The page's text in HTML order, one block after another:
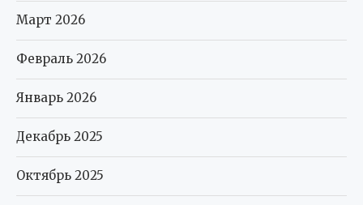
Март 2026
Февраль 2026
Январь 2026
Декабрь 2025
Октябрь 2025